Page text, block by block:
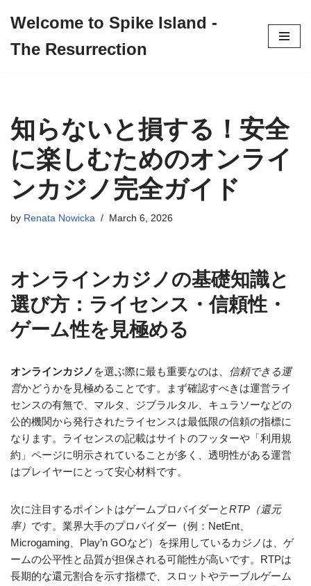
to
Welcome to Spike Island -
The Resurrection
知らないと損する！安全
に楽しむためのオンライ
ンカジノ完全ガイド
by Renata Nowicka March 6, 2026
オンラインカジノの基礎知識と
選び方：ライセンス・信頼性・
ゲーム性を見極める
オンラインカジノ を選ぶ際に最も重要なのは、 信頼できる運
営かどうかを見極めることです。まず確認すべきは運営ライ
センスの有無で、マルタ、ジブラルタル、キュラソーなどの
公的機関から発行されたライセンスは最低限の信頼の指標に
なります。ライセンスの記載はサイトのフッターや「利用規
約」ページに明示されていることが多く、透明性がある運営
はプレイヤーにとって安心材料です。
次に注目するポイントはゲームプロバイダーとRTP（還元
率） です。業界大手のプロバイダー（例：NetEnt、
Microgaming、Play’n GOなど）を採用しているカジノは、ゲ
ームの公平性と品質が担保される可能性が高いです。RTPは
長期的な還元割合を示す指標で、スロットやテーブルゲーム